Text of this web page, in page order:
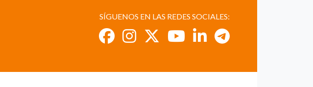
SÍGUENOS EN LAS REDES SOCIALES: